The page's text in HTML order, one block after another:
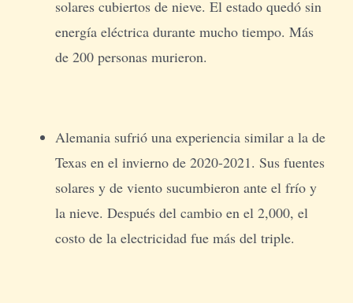
solares cubiertos de nieve. El estado quedó sin
energía eléctrica durante mucho tiempo. Más
de 200 personas murieron.
Alemania sufrió una experiencia similar a la de
Texas en el invierno de 2020-2021. Sus fuentes
solares y de viento sucumbieron ante el frío y
la nieve. Después del cambio en el 2,000, el
costo de la electricidad fue más del triple.